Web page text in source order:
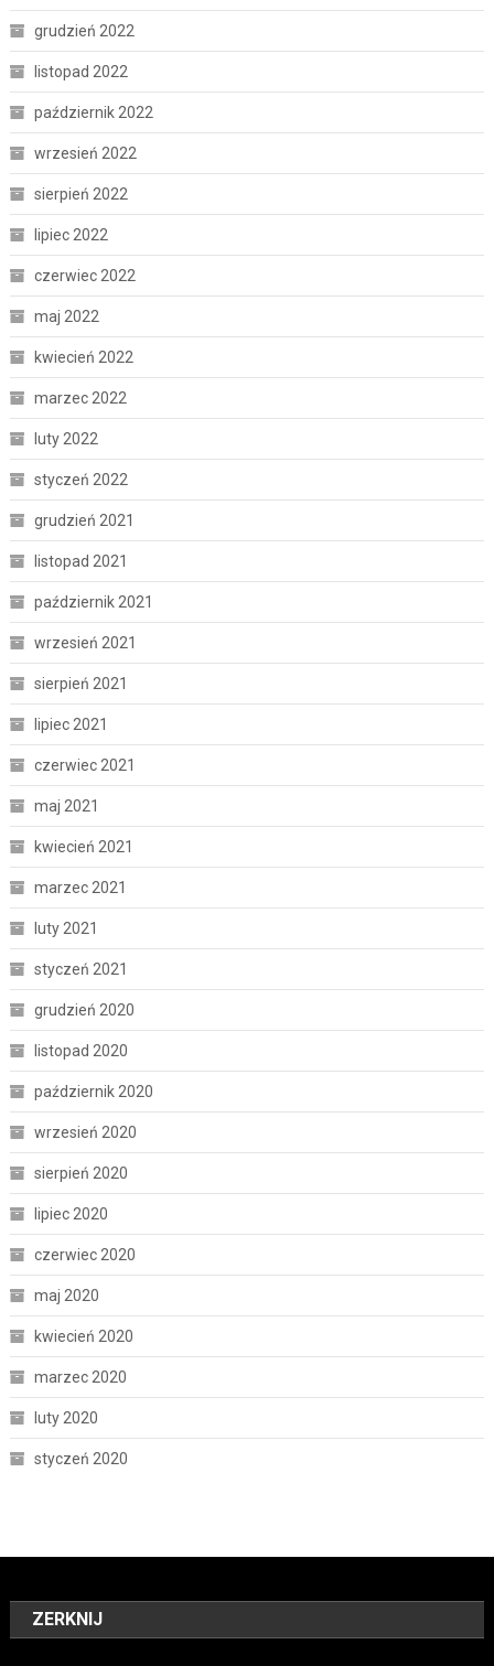
grudzień 2022
listopad 2022
październik 2022
wrzesień 2022
sierpień 2022
lipiec 2022
czerwiec 2022
maj 2022
kwiecień 2022
marzec 2022
luty 2022
styczeń 2022
grudzień 2021
listopad 2021
październik 2021
wrzesień 2021
sierpień 2021
lipiec 2021
czerwiec 2021
maj 2021
kwiecień 2021
marzec 2021
luty 2021
styczeń 2021
grudzień 2020
listopad 2020
październik 2020
wrzesień 2020
sierpień 2020
lipiec 2020
czerwiec 2020
maj 2020
kwiecień 2020
marzec 2020
luty 2020
styczeń 2020
ZERKNIJ